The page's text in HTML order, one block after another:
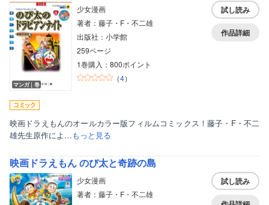
マンガ｜巻
少女漫画
著者：藤子・F・不二雄
出版社：小学館
259ページ
1巻購入：800ポイント
（4）
試し読み
作品詳細
映画ドラえもんのオールカラー版フィルムコミックス！藤子・F・不二
雄先生原作によ…もっと見る
映画ドラえもん のび太と奇跡の島
少女漫画
著者：藤子・F・不二雄
試し読み